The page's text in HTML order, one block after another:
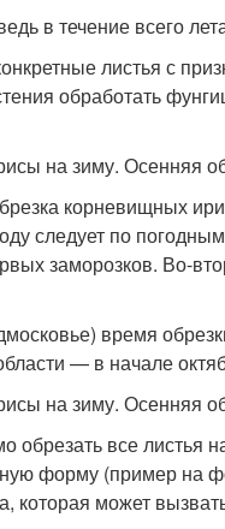
в течение всего
листья с
обработать
корневищных
следует по
заморозков. Во-
время
— в начале
обрезать все листья
форму (пример на
которая может